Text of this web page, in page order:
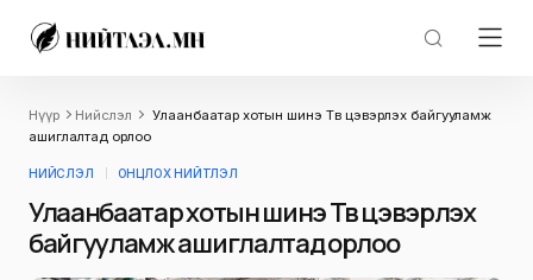
Нүүр Нийслэл
Улаанбаатар хотын шинэ Төв цэвэрлэх байгууламж
ашиглалтад орлоо
НИЙСЛЭЛ ОНЦЛОХ НИЙТЛЭЛ
Улаанбаатар хотын шинэ Төв цэвэрлэх
байгууламж ашиглалтад орлоо